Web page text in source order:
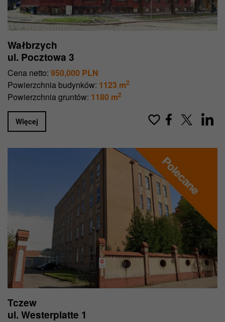
Wałbrzych
ul. Pocztowa 3
Cena netto: 950,000 PLN
Powierzchnia budynków: 1123 m2
Powierzchnia gruntów: 1180 m2
Więcej
Tczew
ul. Westerplatte 1